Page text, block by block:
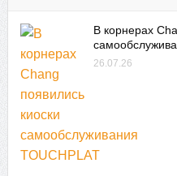
В корнерах
26.07.26